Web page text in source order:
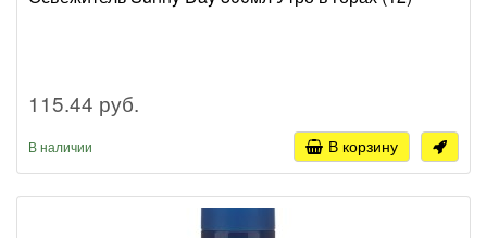
115.44 руб.
В наличии В корзину